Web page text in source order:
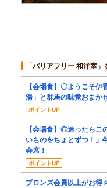
「バリアフリー 和洋室
【会場食】〇ようこそ伊
湯」と群馬の味覚おまか
ポイントUP
【会場食】◎迷ったらこ
いものをちょとずつ！」
会席！
ポイントUP
ブロンズ会員以上がお得